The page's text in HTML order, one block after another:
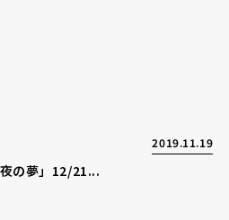
2019.11.19
の夢」12/21...